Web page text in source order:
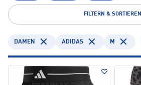
FILTERN & SORTIEREN
DAMEN ADIDAS M